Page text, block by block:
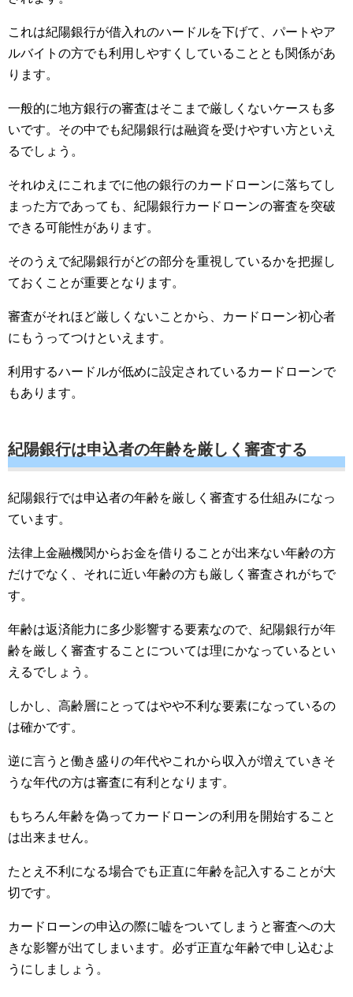
これは紀陽銀行が借入れのハードルを下げて、パートやア
ルバイトの方でも利用しやすくしていることとも関係があ
ります。
一般的に地方銀行の審査はそこまで厳しくないケースも多
いです。その中でも紀陽銀行は融資を受けやすい方といえ
るでしょう。
それゆえにこれまでに他の銀行のカードローンに落ちてし
まった方であっても、紀陽銀行カードローンの審査を突破
できる可能性があります。
そのうえで紀陽銀行がどの部分を重視しているかを把握し
ておくことが重要となります。
審査がそれほど厳しくないことから、カードローン初心者
にもうってつけといえます。
利用するハードルが低めに設定されているカードローンで
もあります。
紀陽銀行は申込者の年齢を厳しく審査する
紀陽銀行では申込者の年齢を厳しく審査する仕組みになっ
ています。
法律上金融機関からお金を借りることが出来ない年齢の方
だけでなく、それに近い年齢の方も厳しく審査されがちで
す。
年齢は返済能力に多少影響する要素なので、紀陽銀行が年
齢を厳しく審査することについては理にかなっているとい
えるでしょう。
しかし、高齢層にとってはやや不利な要素になっているの
は確かです。
逆に言うと働き盛りの年代やこれから収入が増えていきそ
うな年代の方は審査に有利となります。
もちろん年齢を偽ってカードローンの利用を開始すること
は出来ません。
たとえ不利になる場合でも正直に年齢を記入することが大
切です。
カードローンの申込の際に嘘をついてしまうと審査への大
きな影響が出てしまいます。必ず正直な年齢で申し込むよ
うにしましょう。